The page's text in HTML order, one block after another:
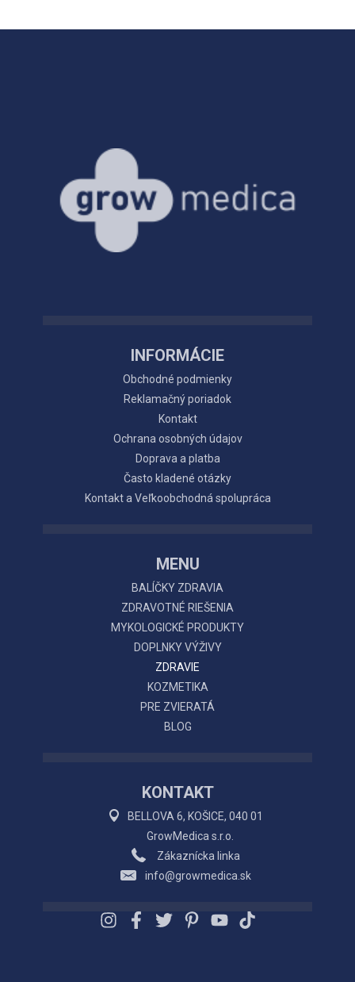
INFORMÁCIE
Obchodné podmienky
Reklamačný poriadok
Kontakt
Ochrana osobných údajov
Doprava a platba
Často kladené otázky
Kontakt a Veľkoobchodná spolupráca
MENU
BALÍČKY ZDRAVIA
ZDRAVOTNÉ RIEŠENIA
MYKOLOGICKÉ PRODUKTY
DOPLNKY VÝŽIVY
ZDRAVIE
KOZMETIKA
PRE ZVIERATÁ
BLOG
KONTAKT
BELLOVA 6, KOŠICE, 040 01
GrowMedica s.r.o.
Zákaznícka linka
info@growmedica.sk